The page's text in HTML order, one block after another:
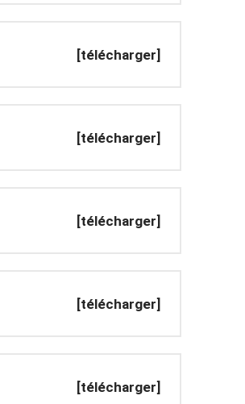
[télécharger]
[télécharger]
[télécharger]
[télécharger]
[télécharger]